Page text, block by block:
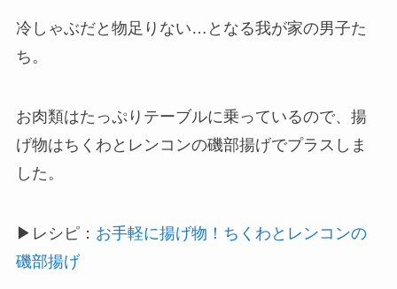
冷しゃぶだと物足りない…となる我が家の男子た
ち。
お肉類はたっぷりテーブルに乗っているので、揚
げ物はちくわとレンコンの磯部揚げでプラスしま
した。
▶レシピ： お手軽に揚げ物！ちくわとレンコンの
磯部揚げ